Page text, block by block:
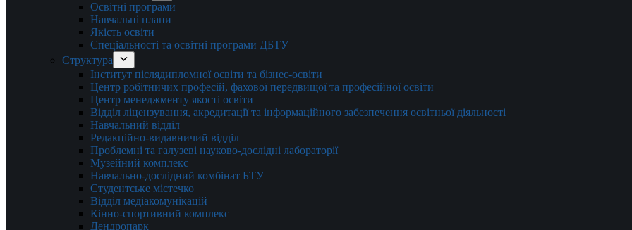
Освітні програми
Навчальні плани
Якість освіти
Спеціальності та освітні програми ДБТУ
Структура
Інститут післядипломної освіти та бізнес-освіти
Центр робітничих професій, фахової передвищої та професійної освіти
Центр менеджменту якості освіти
Відділ ліцензування, акредитації та інформаційного забезпечення освітньої діяльності
Навчальний відділ
Редакційно-видавничий відділ
Проблемні та галузеві науково-дослідні лабораторії
Музейний комплекс
Навчально-дослідний комбінат БТУ
Студентське містечко
Відділ медіакомунікацій
Кінно-спортивний комплекс
Дендропарк